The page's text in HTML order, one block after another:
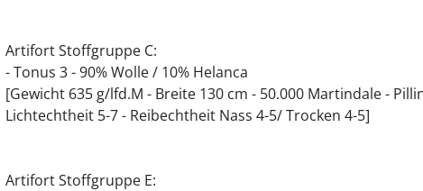
Artifort Stoffgruppe C:
- Tonus 3 - 90% Wolle / 10% Helanca
[Gewicht 635 g/lfd.M - Breite 130 cm - 50.000 Martindale -
Lichtechtheit 5-7 - Reibechtheit Nass 4-5/ Trocken 4-5]
Artifort Stoffgruppe E: